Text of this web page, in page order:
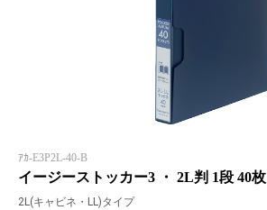
ｱｶ-E3P2L-40-B
イージーストッカー3 ・ 2L判 1段 40
2L(キャビネ・LL)タイプ